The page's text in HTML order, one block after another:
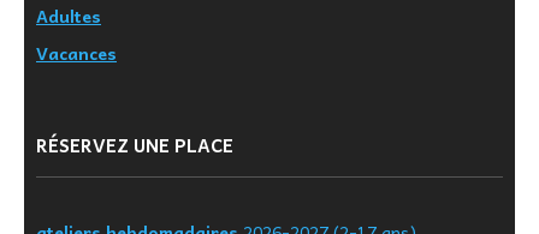
Adultes
Vacances
RÉSERVEZ UNE PLACE